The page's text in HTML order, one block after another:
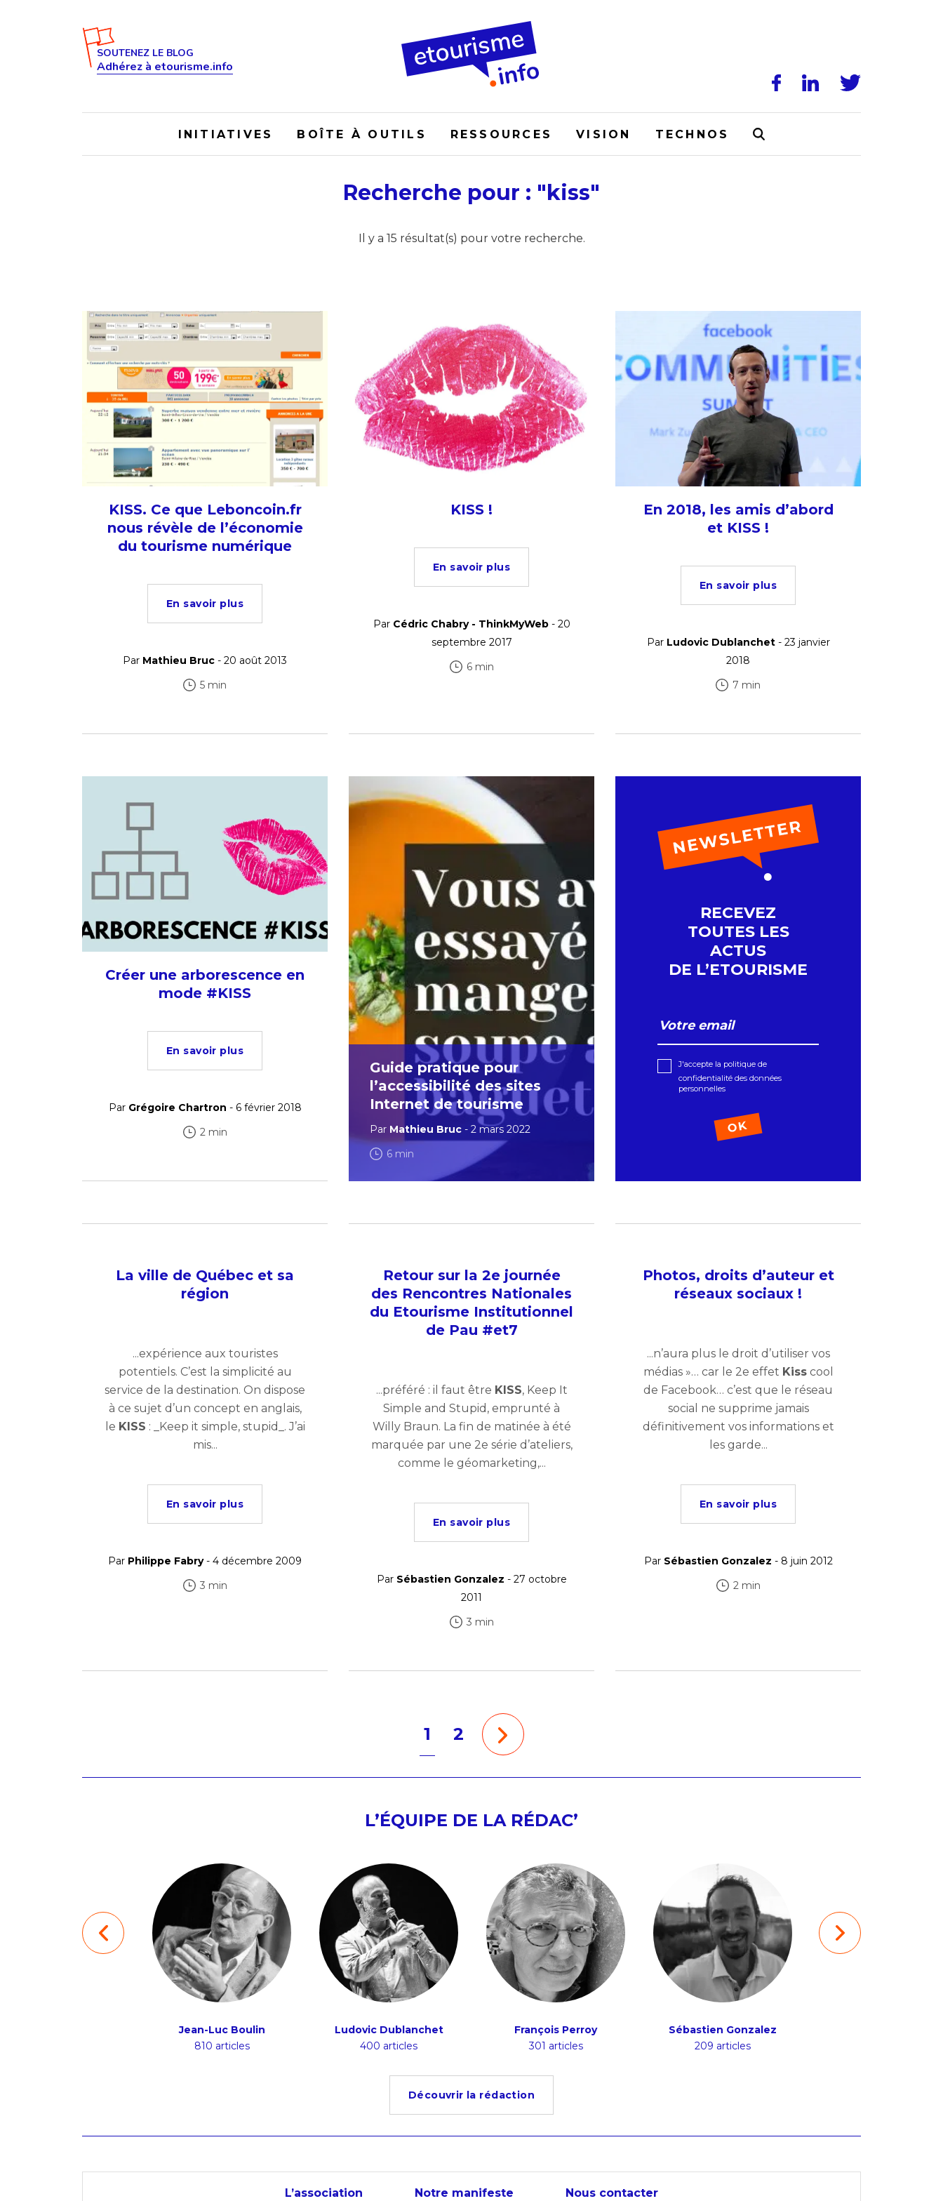
SOUTENEZ LE BLOG
Adhérez à etourisme.info
INITIATIVES BOÎTE À OUTILS RESSOURCES VISION TECHNOS
Recherche pour : "kiss"
Il y a 15 résultat(s) pour votre recherche.
KISS. Ce que Leboncoin.fr
nous révèle de l’économie
du tourisme numérique
En savoir plus
Par Mathieu Bruc - 20 août 2013
5 min
KISS !
En savoir plus
Par Cédric Chabry - ThinkMyWeb- 20
septembre 2017
6 min
En 2018, les amis d’abord
et KISS !
En savoir plus
Par Ludovic Dublanchet- 23 janvier
2018
7 min
Créer une arborescence en
mode #KISS
En savoir plus
Par Grégoire Chartron - 6 février 2018
2 min
Guide pratique pour
l’accessibilité des sites
Internet de tourisme
Par Mathieu Bruc - 2 mars 2022
6 min
RECEVEZ
TOUTES LES
ACTUS
DE L’ETOURISME
J'accepte la politique de
confidentialité des données
personnelles
La ville de Québec et sa
région
...expérience aux touristes
potentiels. C’est la simplicité au
service de la destination. On dispose
à ce sujet d’un concept en anglais,
le KISS : _Keep it simple, stupid_. J’ai
mis...
En savoir plus
Par Philippe Fabry- 4 décembre 2009
3 min
Retour sur la 2e journée
des Rencontres Nationales
du Etourisme Institutionnel
de Pau #et7
...préféré : il faut être KISS, Keep It
Simple and Stupid, emprunté à
Willy Braun. La fin de matinée à été
marquée par une 2e série d’ateliers,
comme le géomarketing,...
En savoir plus
Par Sébastien Gonzalez - 27 octobre
2011
3 min
Photos, droits d’auteur et
réseaux sociaux !
...n’aura plus le droit d’utiliser vos
médias »… car le 2e effet Kisscool
de Facebook… c’est que le réseau
social ne supprime jamais
définitivement vos informations et
les garde...
En savoir plus
Par Sébastien Gonzalez - 8 juin 2012
2 min
1 2
L’ÉQUIPE DE LA RÉDAC’
Jean-Luc Boulin
810 articles
Ludovic Dublanchet
400 articles
François Perroy
301 articles
Sébastien Gonzalez
209 articles
Découvrir la rédaction
L’association Notre manifeste Nous contacter